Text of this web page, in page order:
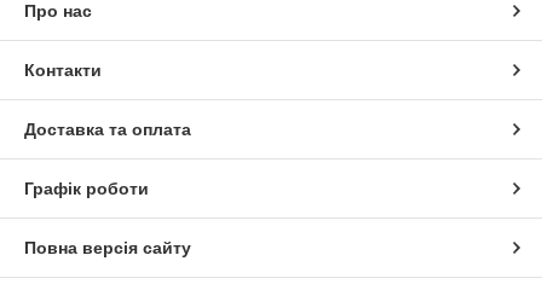
Про нас
Контакти
Доставка та оплата
Графік роботи
Повна версія сайту